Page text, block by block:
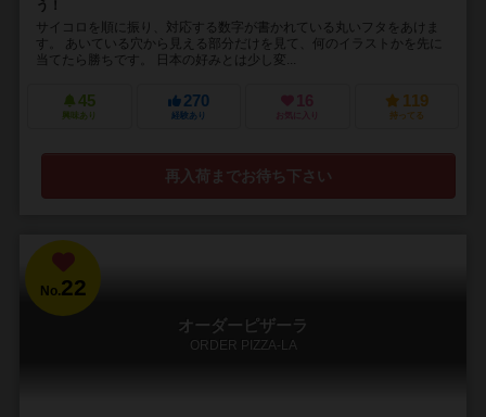
う！
サイコロを順に振り、対応する数字が書かれている丸いフタをあけま
す。 あいている穴から見える部分だけを見て、何のイラストかを先に
当てたら勝ちです。 日本の好みとは少し変...
45
興味あり
270
経験あり
16
お気に入り
119
持ってる
再入荷までお待ち下さい
No.22
オーダーピザーラ
ORDER PIZZA-LA